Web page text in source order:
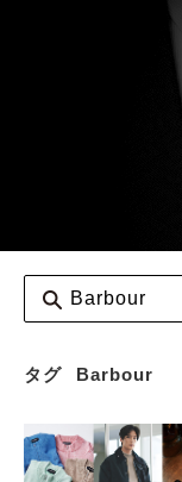
タグ Barbour
CAR&BIKE
LIFESTYLE
COLUMN
MAGAZINE